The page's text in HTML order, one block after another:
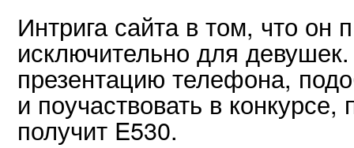
Интрига сайта в том, что он
исключительно для
презентацию телефона,
и поучаствовать в конкурсе,
получит E530.